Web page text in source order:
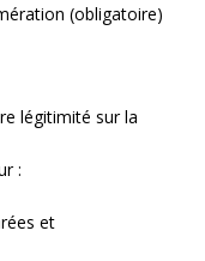
(obligatoire)
légitimité sur la
:
et